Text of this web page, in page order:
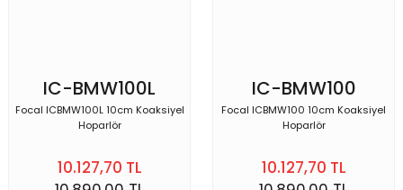
IC-BMW100L
Focal ICBMW100L 10cm Koaksiyel
Hoparlör
10.127,70 TL
IC-BMW100
Focal ICBMW100 10cm Koaksiyel
Hoparlör
10.127,70 TL